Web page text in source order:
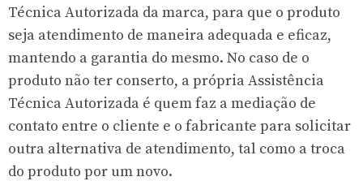
Técnica Autorizada da marca, para que o produto
seja atendimento de maneira adequada e eficaz,
mantendo a garantia do mesmo. No caso de o
produto não ter conserto, a própria Assistência
Técnica Autorizada é quem faz a mediação de
contato entre o cliente e o fabricante para solicitar
outra alternativa de atendimento, tal como a troca
do produto por um novo.